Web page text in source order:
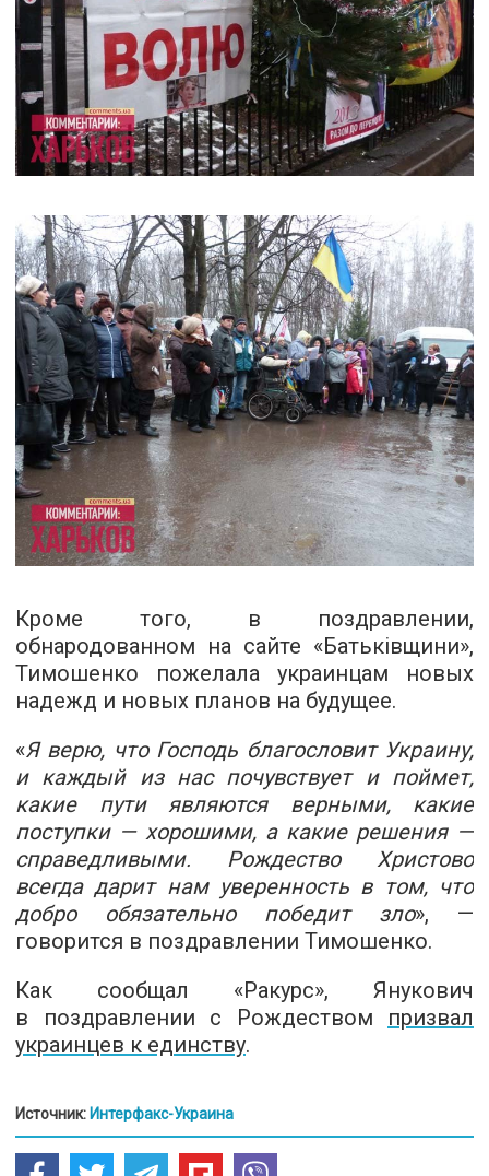
Кроме того, в поздравлении,
обнародованном на сайте «Батьківщини»,
Тимошенко пожелала украинцам новых
надежд и новых планов на будущее.
«Я верю, что Господь благословит Украину,
и каждый из нас почувствует и поймет,
какие пути являются верными, какие
поступки — хорошими, а какие решения —
справедливыми. Рождество Христово
всегда дарит нам уверенность в том, что
добро обязательно победит зло», —
говорится в поздравлении Тимошенко.
Как сообщал «Ракурс», Янукович
в поздравлении с Рождеством призвал
украинцев к единству.
Источник: Интерфакс-Украина